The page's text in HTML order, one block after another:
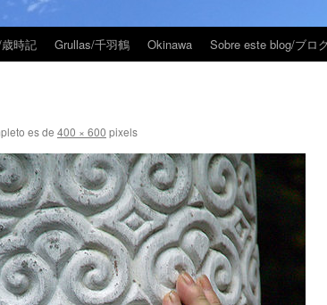
時記 Grullas/千羽鶴 Okinawa Sobre este blog/ブロ
es de 400 × 600 pixels